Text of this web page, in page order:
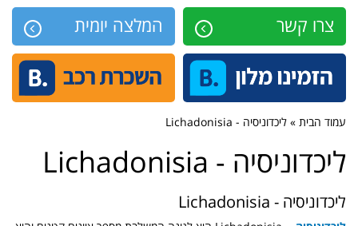
צרו קשר המלצה יומית
עמוד הבית » ליכדוניסיה - Lichadonisia
ליכדוניסיה - Lichadonisia
ליכדוניסיה - Lichadonisia